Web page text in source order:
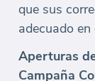
que sus
adecuado
Aperturas
Campaña